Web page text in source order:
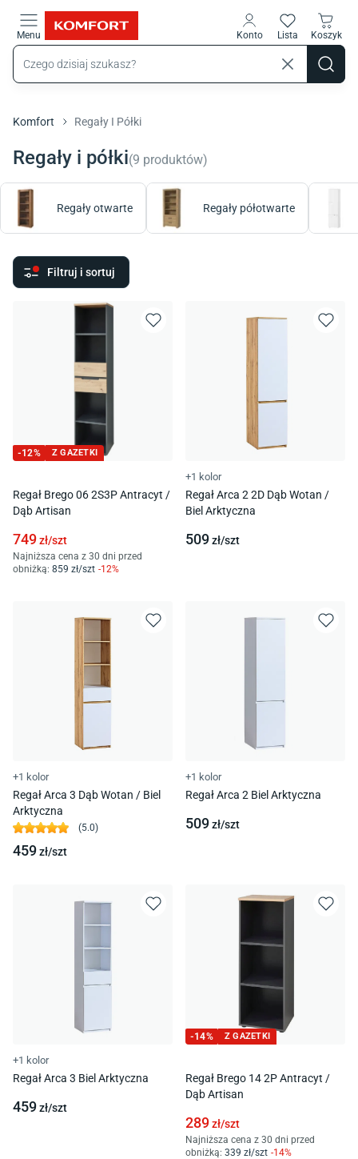
Menu Konto Lista Koszyk
Komfort Regały I Półki
Regały i półki(9 produktów)
Regały otwarte Regały półotwarte
Filtruj i sortuj
-12% Z GAZETKI
Regał Brego 06 2S3P Antracyt /
Dąb Artisan
749zł/szt
Najniższa cena z 30 dni przed
obniżką: 859 zł/szt -12%
+1 kolor
Regał Arca 2 2D Dąb Wotan /
Biel Arktyczna
509zł/szt
+1 kolor
Regał Arca 3 Dąb Wotan / Biel
Arktyczna
(5.0)
459zł/szt
+1 kolor
Regał Arca 2 Biel Arktyczna
509zł/szt
+1 kolor
Regał Arca 3 Biel Arktyczna
459zł/szt
-14% Z GAZETKI
Regał Brego 14 2P Antracyt /
Dąb Artisan
289zł/szt
Najniższa cena z 30 dni przed
obniżką: 339 zł/szt -14%